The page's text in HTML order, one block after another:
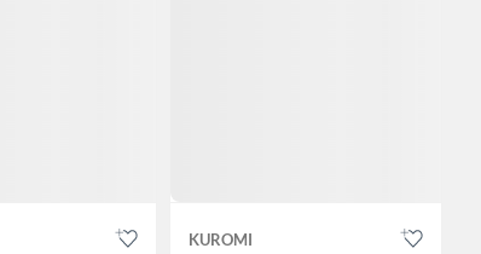
KUROMI